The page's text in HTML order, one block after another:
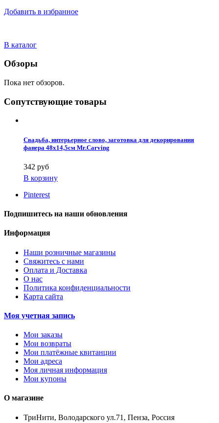
Добавить в избранное
В каталог
Обзоры
Пока нет обзоров.
Сопутствующие товары
Свадьба, интерьерное слово, заготовка для декорирования
фанера 48х14,5см Mr.Carving
342 руб
В корзину
Pinterest
Подпишитесь на наши обновления
Информация
Наши розничные магазины
Свяжитесь с нами
Оплата и Доставка
О нас
Политика конфиденциальности
Карта сайта
Моя учетная запись
Мои заказы
Мои возвраты
Мои платёжные квитанции
Мои адреса
Моя личная информация
Мои купоны
О магазине
ТриНити, Володарского ул.71, Пенза, Россия